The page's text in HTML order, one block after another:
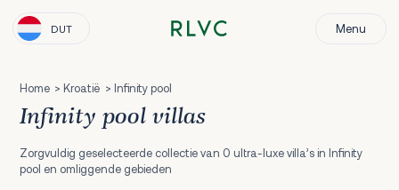
DUT Menu
Home Kroatië Infinity pool
Infinity pool villas
Zorgvuldig geselecteerde collectie van 0 ultra-luxe villa’s in Infinity
pool en omliggende gebieden